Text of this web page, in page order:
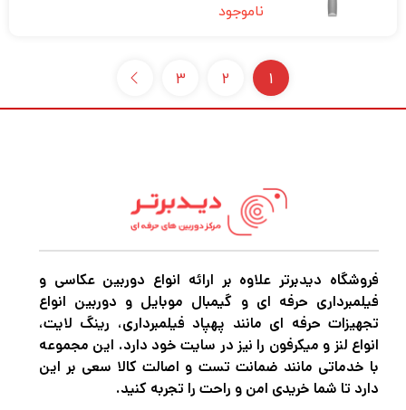
ناموجود
1
2
3
فروشگاه دیدبرتر علاوه بر ارائه انواع دوربین عکاسی و
فیلمبرداری حرفه ای و گیمبال موبایل و دوربین انواع
تجهیزات حرفه ای مانند پهپاد فیلمبرداری، رینگ لایت،
انواع لنز و میکرفون را نیز در سایت خود دارد. این مجموعه
با خدماتی مانند ضمانت تست و اصالت کالا سعی بر این
دارد تا شما خریدی امن و راحت را تجربه کنید.